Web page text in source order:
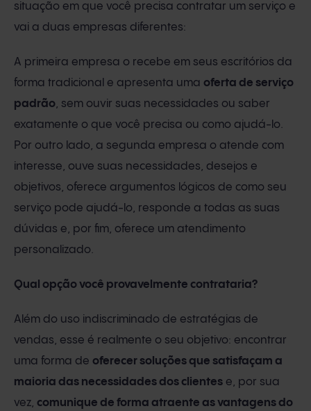
situação em que você precisa contratar um serviço e
vai a duas empresas diferentes:
A primeira empresa o recebe em seus escritórios da
forma tradicional e apresenta uma oferta de serviço
padrão, sem ouvir suas necessidades ou saber
exatamente o que você precisa ou como ajudá-lo.
Por outro lado, a segunda empresa o atende com
interesse, ouve suas necessidades, desejos e
objetivos, oferece argumentos lógicos de como seu
serviço pode ajudá-lo, responde a todas as suas
dúvidas e, por fim, oferece um atendimento
personalizado.
Qual opção você provavelmente contrataria?
Além do uso indiscriminado de estratégias de
vendas, esse é realmente o seu objetivo: encontrar
uma forma de oferecer soluções que satisfaçam a
maioria das necessidades dos clientes e, por sua
vez, comunique de forma atraente as vantagens do